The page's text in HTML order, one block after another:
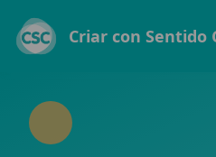
Criar con Sentido